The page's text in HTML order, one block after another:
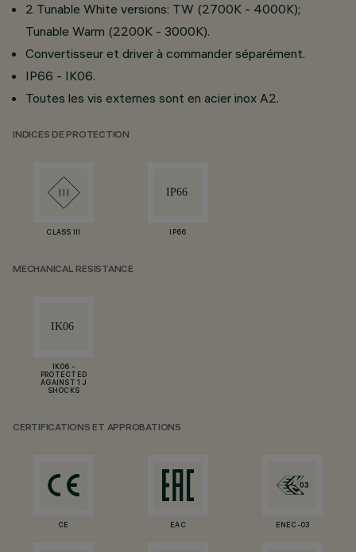
2 Tunable White versions: TW (2700K - 4000K);
Tunable Warm (2200K - 3000K).
Convertisseur et driver à commander séparément.
IP66 - IK06.
Toutes les vis externes sont en acier inox A2.
INDICES DE PROTECTION
CLASS III IP66
MECHANICAL RESISTANCE
IK06 -
PROTECTED
AGAINST 1 J
SHOCKS
CERTIFICATIONS ET APPROBATIONS
CE EAC ENEC-03